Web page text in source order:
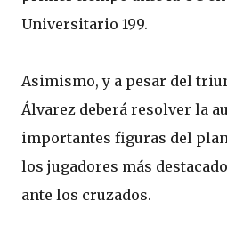
Universitario 199.
Asimismo, y a pesar del
Álvarez deberá resolver la
importantes figuras del
los jugadores más
ante los cruzados.